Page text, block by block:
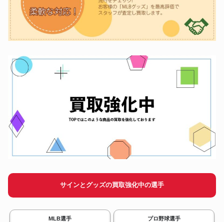
サインとグッズの買取強化中の選手
MLB選手 プロ野球選手